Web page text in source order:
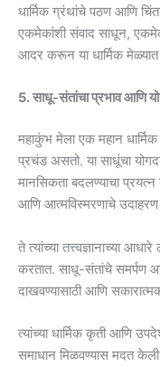
धार्मिक ग्रंथांचे पठण आणि
एकमेकांशी संवाद साधून,
आदर करून या धार्मिक मेळ्यात
5. साधू-संतांचा प्रभाव आणि
महाकुंभ मेला एक महान
प्रचंड असतो. या साधूंचा
मानसिकता बदलण्याचा
आणि आत्मविस्मरणाचे
ते त्यांच्या तत्त्वज्ञानाच्या
करतात. साधू-संतांचे समर्पण
दाखवण्यासाठी आणि
त्यांच्या धार्मिक कृती आणि
समाधान मिळवण्यास मदत